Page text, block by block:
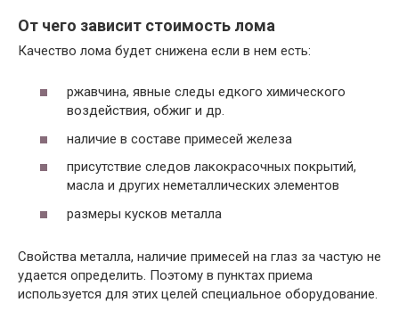
От чего зависит стоимость лома
Качество лома будет снижена если в нем есть:
ржавчина, явные следы едкого химического
воздействия, обжиг и др.
наличие в составе примесей железа
присутствие следов лакокрасочных покрытий,
масла и других неметаллических элементов
размеры кусков металла
Свойства металла, наличие примесей на глаз за частую не
удается определить. Поэтому в пунктах приема
используется для этих целей специальное оборудование.